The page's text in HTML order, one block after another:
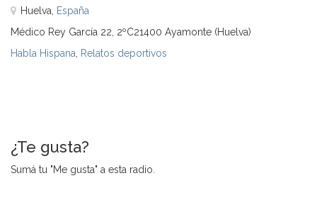
Huelva, España
Médico Rey García 22, 2ºC21400 Ayamonte (Huelva)
Habla Hispana Relatos deportivos
¿Te gusta?
Sumá tu "Me gusta" a esta radio.